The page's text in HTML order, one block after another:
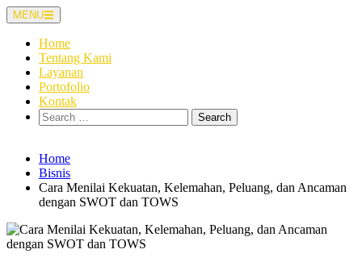
Skip
to
content
MENU
Home
Tentang Kami
Layanan
Portofolio
Kontak
Search
for:
Home
Bisnis
Cara Menilai Kekuatan, Kelemahan, Peluang, dan Ancaman
dengan SWOT dan TOWS